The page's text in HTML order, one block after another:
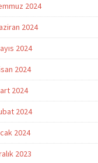
2024
2024
2024
2024
2024
2024
2024
2023